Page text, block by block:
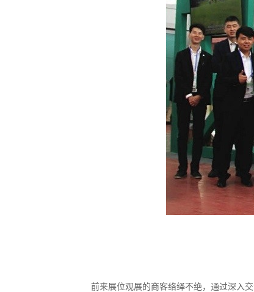
前来展位观展的商客络绎不绝，通过深入